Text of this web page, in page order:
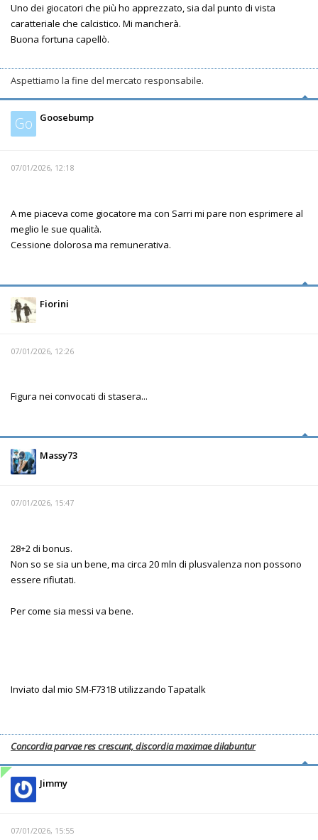
Uno dei giocatori che più ho apprezzato, sia dal punto di vista
caratteriale che calcistico. Mi mancherà.
Buona fortuna capellò.
Aspettiamo la fine del mercato responsabile.
Go Goosebump
07/01/2026, 12:18
A me piaceva come giocatore ma con Sarri mi pare non esprimere al
meglio le sue qualità.
Cessione dolorosa ma remunerativa.
Fiorini
07/01/2026, 12:26
Figura nei convocati di stasera...
Massy73
07/01/2026, 15:47
28+2 di bonus.
Non so se sia un bene, ma circa 20 mln di plusvalenza non possono
essere rifiutati.
Per come sia messi va bene.
Inviato dal mio SM-F731B utilizzando Tapatalk
Concordia parvae res crescunt, discordia maximae dilabuntur
Jimmy
07/01/2026, 15:55